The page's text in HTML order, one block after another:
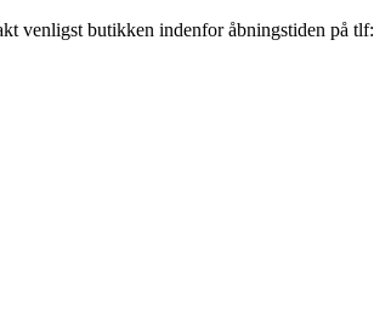
venligst butikken indenfor åbningstiden på tlf: